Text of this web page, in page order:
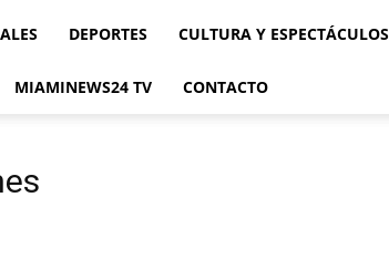
DEPORTES CULTURA Y ESPECTÁCULOS
MIAMINEWS24 TV CONTACTO